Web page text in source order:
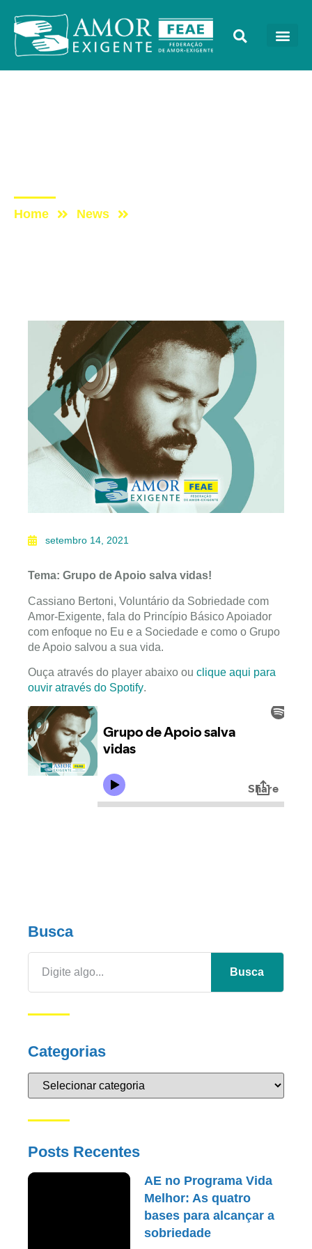
Home News
setembro 14, 2021
Tema: Grupo de Apoio salva vidas!
Cassiano Bertoni, Voluntário da Sobriedade com
Amor-Exigente, fala do Princípio Básico Apoiador
com enfoque no Eu e a Sociedade e como o Grupo
de Apoio salvou a sua vida.
Ouça através do player abaixo ou clique aqui para
ouvir através do Spotify.
Busca
Busca
Categorias
Posts Recentes
AE no Programa Vida
Melhor: As quatro
bases para alcançar a
sobriedade